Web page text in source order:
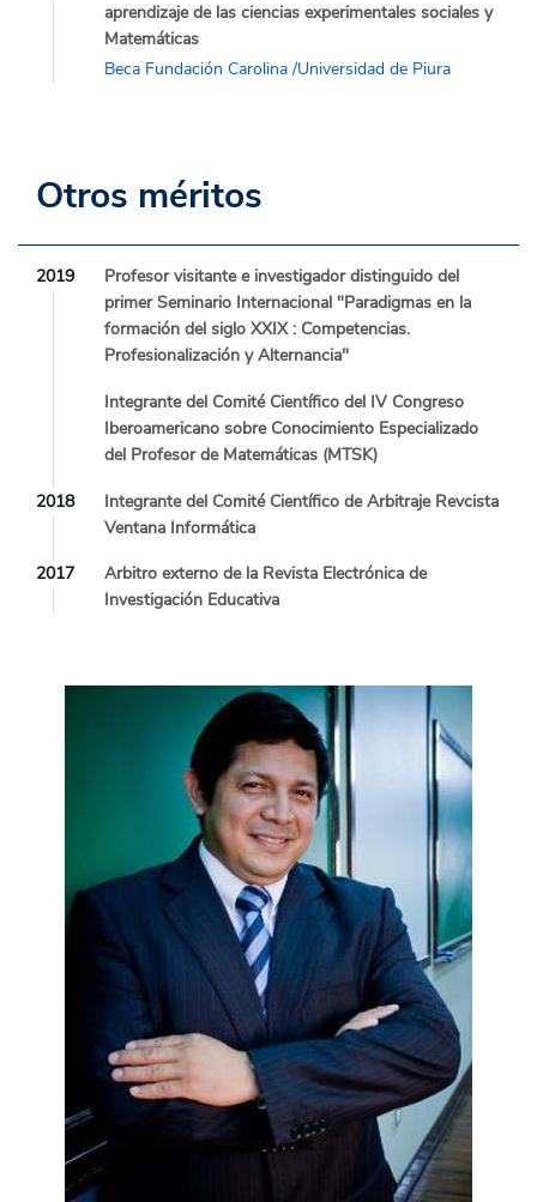
aprendizaje de las ciencias experimentales sociales y
Matemáticas
Beca Fundación Carolina /Universidad de Piura
Otros méritos
2019
Profesor visitante e investigador distinguido del
primer Seminario Internacional "Paradigmas en la
formación del siglo XXIX : Competencias.
Profesionalización y Alternancia"
Integrante del Comité Científico del IV Congreso
Iberoamericano sobre Conocimiento Especializado
del Profesor de Matemáticas (MTSK)
2018
Integrante del Comité Científico de Arbitraje Revcista
Ventana Informática
2017
Arbitro externo de la Revista Electrónica de
Investigación Educativa